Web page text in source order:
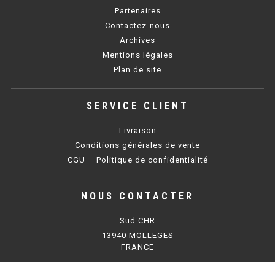
BAIN MARIE 900 ÉLECTRIQUE
CHAUFFE FRITES 600 ÉLECTRIQUE
CHAUFFE FRITES 700 ÉLECTRIQUE
PLAQUE DE CUISSON
PLAQUE SÉRIE UOC
PLAQUE 600 GAZ
PLAQUE 650 GAZ
Partenaires
Contactez-nous
Archives
Mentions légales
Plan de site
SERVICE CLIENT
Livraison
Conditions générales de vente
CGU – Politique de confidentialité
NOUS CONTACTER
Sud CHR
13940 MOLLEGES
FRANCE